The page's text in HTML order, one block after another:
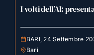
I volti dell’AI:
BARI, 24 Settembre
Bari